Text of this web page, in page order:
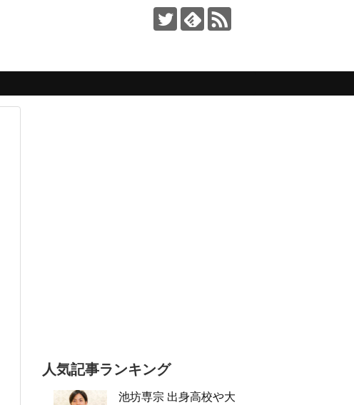
人気記事ランキング
池坊専宗 出身高校や大